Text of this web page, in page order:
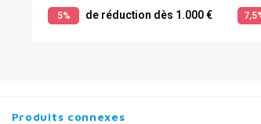
5% de réduction dès 1.000 €
Produits connexes